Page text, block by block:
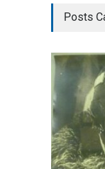
Posts